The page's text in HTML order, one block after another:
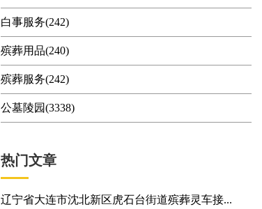
白事服务(242)
殡葬用品(240)
殡葬服务(242)
公墓陵园(3338)
热门文章
辽宁省大连市沈北新区虎石台街道殡葬灵车接...